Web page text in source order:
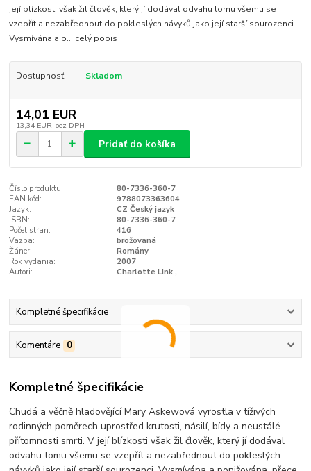
její blízkosti však žil člověk, který jí dodával odvahu tomu všemu se
vzepřít a nezabřednout do pokleslých návyků jako její starší sourozenci.
Vysmívána a p... celý popis
Dostupnosť Skladom
14,01 EUR
13,34 EUR bez DPH
Pridať do košíka
Číslo produktu:
80-7336-360-7
EAN kód:
9788073363604
Jazyk:
CZ Český jazyk
ISBN:
80-7336-360-7
Počet stran:
416
Vazba:
brožovaná
Žáner:
Romány
Rok vydania:
2007
Autori:
Charlotte Link ,
Kompletné špecifikácie
Komentáre 0
Kompletné špecifikácie
Chudá a věčně hladovějící Mary Askewová vyrostla v tíživých
rodinných poměrech uprostřed krutosti, násilí, bídy a neustálé
přítomnosti smrti. V její blízkosti však žil člověk, který jí dodával
odvahu tomu všemu se vzepřít a nezabřednout do pokleslých